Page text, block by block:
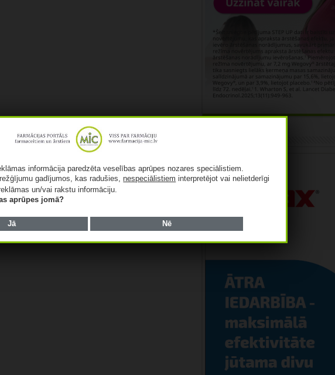
informācija paredzēta veselības aprūpes nozares speciālistiem.
gadījumos, kas radušies,nespeciālistiem interpretējot vai nelietderīgi
un/vai rakstu informāciju.
aprūpes jomā?
Jā Nē